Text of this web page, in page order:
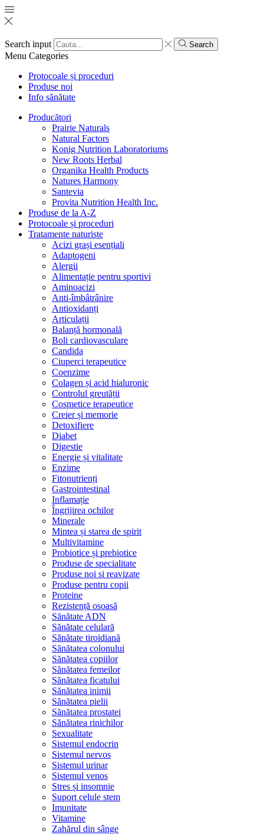
Search input Search
Menu Categories
Protocoale și proceduri
Produse noi
Info sănătate
Producători
Prairie Naturals
Natural Factors
Konig Nutrition Laboratoriums
New Roots Herbal
Organika Health Products
Natures Harmony
Santevia
Provita Nutrition Health Inc.
Produse de la A-Z
Protocoale și proceduri
Tratamente naturiste
Acizi grași esențiali
Adaptogeni
Alergii
Alimentație pentru sportivi
Aminoacizi
Anti-îmbâtrânire
Antioxidanți
Articulații
Balanță hormonală
Boli cardiovasculare
Candida
Ciuperci terapeutice
Coenzime
Colagen și acid hialuronic
Controlul greutății
Cosmetice terapeutice
Creier și memorie
Detoxifiere
Diabet
Digestie
Energie și vitalitate
Enzime
Fitonutrienți
Gastrointestinal
Inflamație
Îngrijirea ochilor
Minerale
Mintea și starea de spirit
Multivitamine
Probiotice și prebiotice
Produse de specialitate
Produse noi si reavizate
Produse pentru copii
Proteine
Rezistență osoasă
Sănătate ADN
Sănătate celulară
Sănătate tiroidiană
Sănătatea colonului
Sănătatea copiilor
Sănătatea femeilor
Sănătatea ficatului
Sănătatea inimii
Sănătatea pielii
Sănătatea prostatei
Sănătatea rinichilor
Sexualitate
Sistemul endocrin
Sistemul nervos
Sistemul urinar
Sistemul venos
Stres și insomnie
Suport celule stem
Imunitate
Vitamine
Zahărul din sânge